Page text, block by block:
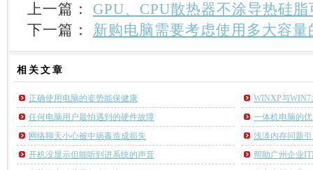
上一篇： GPU、CPU散热器不涂导热硅
下一篇： 新购电脑需要考虑使用多大容量
相关 文章
正确使用电脑的姿势能保健康
WINXP与
任何电脑用户最怕遇到的硬件故障
一体机电脑的
网络聊天小心被中病毒造成损失
浅淡内存问题
开机没显示但能听到进系统的声音
帮助广州企业